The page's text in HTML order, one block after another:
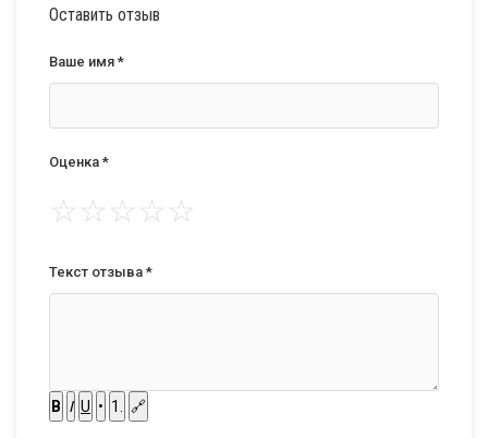
Оставить отзыв
Ваше имя *
Оценка *
☆☆☆☆☆
Текст отзыва *
B I U • 1. 🔗